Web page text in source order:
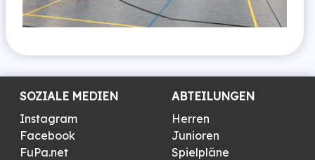
SOZIALE MEDIEN
Instagram
Facebook
FuPa.net
ABTEILUNGEN
Herren
Junioren
Spielpläne